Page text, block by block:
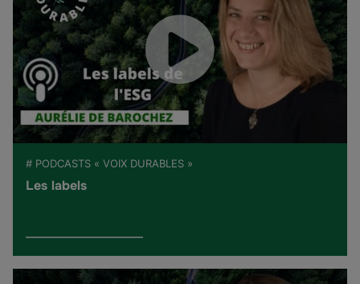
# PODCASTS « VOIX DURABLES »
Les labels